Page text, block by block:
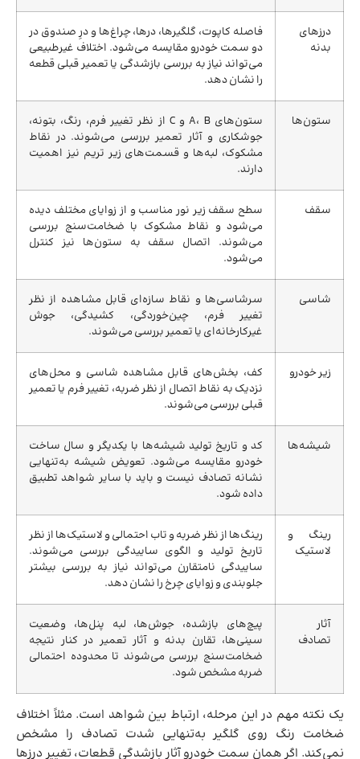
درزهای
بدنه
فاصله کاپوت، گلگیرها، درها، چراغ‌ها و درِ صندوق در
دو سمت خودرو مقایسه می‌شود. اختلاف غیرطبیعی
می‌تواند نیاز به بررسی بازشدگی یا تعمیر قبلی قطعه
را نشان دهد.
ستون‌ها
ستون‌های A، B و C از نظر تغییر فرم، رنگ، بتونه،
جوشکاری و آثار تعمیر بررسی می‌شوند. در نقاط
مشکوک، لبه‌ها و قسمت‌های زیر تریم نیز اهمیت
دارند.
سقف
سطح سقف زیر نور مناسب و از زوایای مختلف دیده
می‌شود و نقاط مشکوک با ضخامت‌سنج بررسی
می‌شوند. اتصال سقف به ستون‌ها نیز کنترل
می‌شود.
شاسی
سرشاسی‌ها و نقاط سازه‌ای قابل مشاهده از نظر
تغییر فرم، چین‌خوردگی، کشیدگی، جوش
غیرکارخانه‌ای یا تعمیر بررسی می‌شوند.
زیر خودرو
کف، بخش‌های قابل مشاهده شاسی و محل‌های
نزدیک به نقاط اتصال از نظر ضربه، تغییر فرم یا تعمیر
قبلی بررسی می‌شوند.
شیشه‌ها
کد و تاریخ تولید شیشه‌ها با یکدیگر و سال ساخت
خودرو مقایسه می‌شود. تعویض شیشه به‌تنهایی
نشانه تصادف نیست و باید با سایر شواهد تطبیق
داده شود.
رینگ و
لاستیک
رینگ‌ها از نظر ضربه و تاب احتمالی و لاستیک‌ها از نظر
تاریخ تولید و الگوی ساییدگی بررسی می‌شوند.
ساییدگی نامتقارن می‌تواند نیاز به بررسی بیشتر
جلوبندی و زوایای چرخ را نشان دهد.
آثار
تصادف
پیچ‌های بازشده، جوش‌ها، لبه پنل‌ها، وضعیت
سینی‌ها، تقارن بدنه و آثار تعمیر در کنار نتیجه
ضخامت‌سنج بررسی می‌شوند تا محدوده احتمالی
ضربه مشخص شود.
یک نکته مهم در این مرحله، ارتباط بین شواهد است. مثلاً اختلاف
ضخامت رنگ روی گلگیر به‌تنهایی شدت تصادف را مشخص
نمی‌کند. اگر همان سمت خودرو آثار بازشدگی قطعات، تغییر درزها